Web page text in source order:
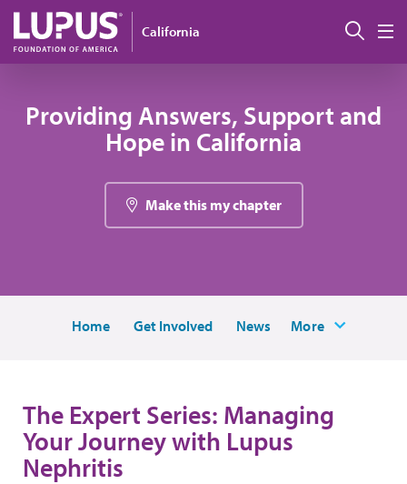
Pasar al contenido principal
California
Providing Answers, Support and
Hope in California
Make this my chapter
Home Get Involved News More
The Expert Series: Managing
Your Journey with Lupus
Nephritis